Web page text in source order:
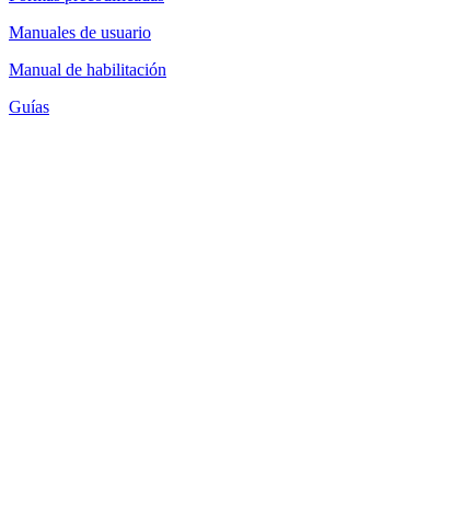
Manuales de usuario
Manual de habilitación
Guías